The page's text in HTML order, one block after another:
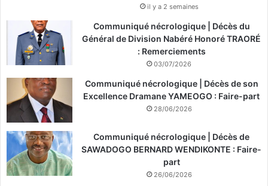
il y a 2 semaines
Communiqué nécrologique | Décès du
Général de Division Nabéré Honoré TRAORÉ
: Remerciements
03/07/2026
Communiqué nécrologique | Décès de son
Excellence Dramane YAMEOGO : Faire-part
28/06/2026
Communiqué nécrologique | Décès de
SAWADOGO BERNARD WENDIKONTE : Faire-
part
26/06/2026